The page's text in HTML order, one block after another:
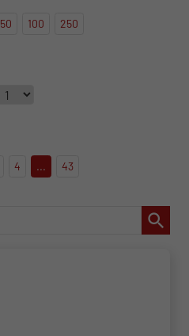
50 100 250
4 ... 43